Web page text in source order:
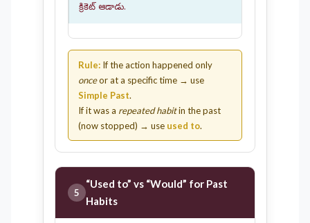
క్రికెట్ ఆడాడు.
Rule: If the action happened only
onceor at a specific time → use
Simple Past.
If it was a repeated habitin the past
(now stopped) → use used to.
5
“Used to” vs “Would” for Past
Habits